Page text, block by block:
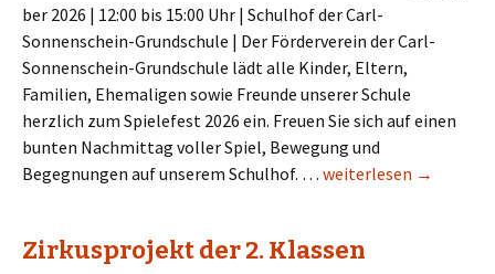
ber 2026 | 12:00 bis 15:00 Uhr | Schulhof der Carl-
Sonnenschein-Grundschule | Der Förderverein der Carl-
Sonnenschein-Grundschule lädt alle Kinder, Eltern,
Familien, Ehemaligen sowie Freunde unserer Schule
herzlich zum Spielefest 2026 ein. Freuen Sie sich auf einen
bunten Nachmittag voller Spiel, Bewegung und
Begegnungen auf unserem Schulhof. … Spielefest 2026
weiterlesen →
Zirkusprojekt der 2. Klassen